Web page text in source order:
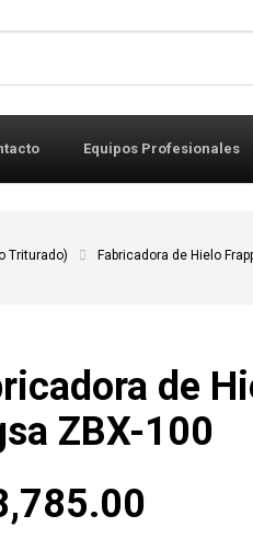
Equipos Profesionales
Triturado) Fabricadora de Hielo
de
ZBX-100